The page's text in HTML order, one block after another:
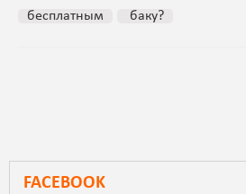
бесплатным
баку?
FACEBOOK